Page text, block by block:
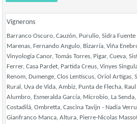
Vignerons
Barranco Oscuro, Cauzón, Purulio, Sidra
Marenas, Fernando Angulo, Bizarría, Viña
Vinyologia Canor, Tomás Torres, Pigar, Cueva,
Ferrer, Casa Pardet, Partida Creus, Vinyes
Renom, Dumenge, Clos Lentiscus, Oriol Artigas,
Rural, Uva de Vida, Ambiz, Punta de Flecha,
Alumbro, Esmeralda García, Microbio, La
Costadilá, Ombretta, Cascina Tavijn - Nadia
Gianfranco Manca, Altura, Pierre-Nicolas